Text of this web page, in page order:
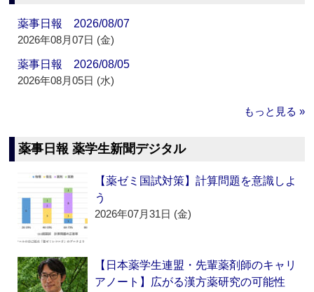
薬事日報 2026/08/07
2026年08月07日 (金)
薬事日報 2026/08/05
2026年08月05日 (水)
もっと見る »
薬事日報 薬学生新聞デジタル
【薬ゼミ国試対策】計算問題を意識しよ
う
2026年07月31日 (金)
【日本薬学生連盟・先輩薬剤師のキャリ
アノート】広がる漢方薬研究の可能性